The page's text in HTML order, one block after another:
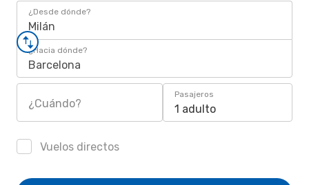
¿Desde dónde?
Milán
¿Hacia dónde?
Barcelona
¿Cuándo?
Pasajeros
1 adulto
Vuelos directos